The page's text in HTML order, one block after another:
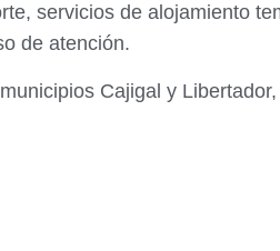
servicios de alojamiento
de atención.
Cajigal y